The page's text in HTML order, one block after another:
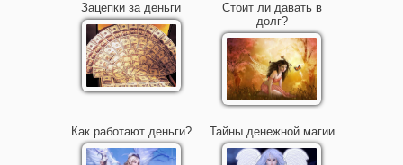
Зацепки за деньги
Стоит ли давать в
долг?
Как работают деньги? Тайны денежной магии